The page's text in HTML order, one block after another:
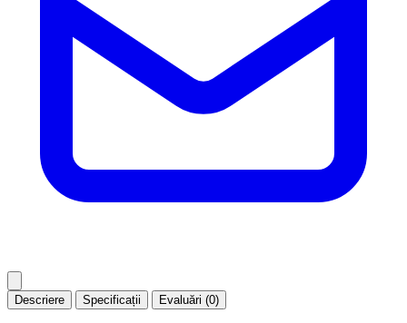
Descriere Specificații Evaluări (0)